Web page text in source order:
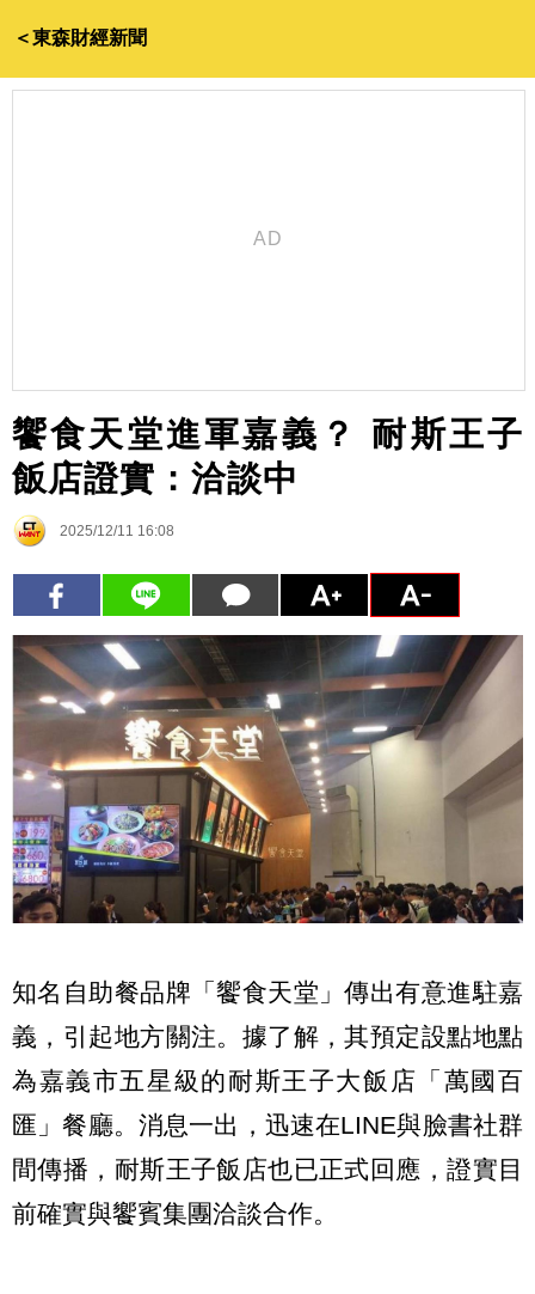
＜東森財經新聞
饗食天堂進軍嘉義？ 耐斯王子
飯店證實：洽談中
2025/12/11 16:08
知名自助餐品牌「饗食天堂」傳出有意進駐嘉
義，引起地方關注。據了解，其預定設點地點
為嘉義市五星級的耐斯王子大飯店「萬國百
匯」餐廳。消息一出，迅速在LINE與臉書社群
間傳播，耐斯王子飯店也已正式回應，證實目
前確實與饗賓集團洽談合作。